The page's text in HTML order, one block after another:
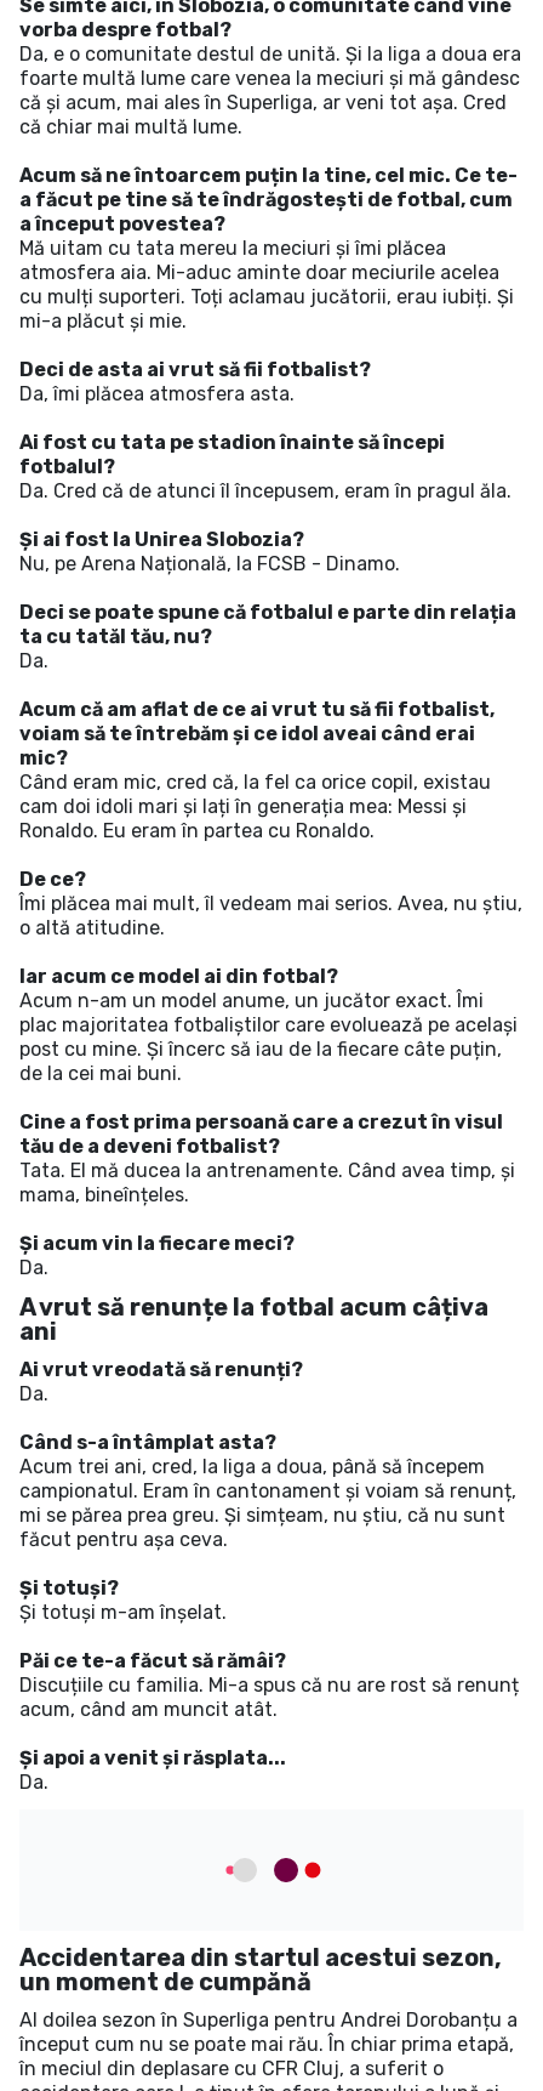
Se simte aici, în Slobozia, o comunitate când vine
vorba despre fotbal?
Da, e o comunitate destul de unită. Și la liga a doua era
foarte multă lume care venea la meciuri și mă gândesc
că și acum, mai ales în Superliga, ar veni tot așa. Cred
că chiar mai multă lume.
Acum să ne întoarcem puțin la tine, cel mic. Ce te-
a făcut pe tine să te îndrăgostești de fotbal, cum
a început povestea?
Mă uitam cu tata mereu la meciuri și îmi plăcea
atmosfera aia. Mi-aduc aminte doar meciurile acelea
cu mulți suporteri. Toți aclamau jucătorii, erau iubiți. Și
mi-a plăcut și mie.
Deci de asta ai vrut să fii fotbalist?
Da, îmi plăcea atmosfera asta.
Ai fost cu tata pe stadion înainte să începi
fotbalul?
Da. Cred că de atunci îl începusem, eram în pragul ăla.
Și ai fost la Unirea Slobozia?
Nu, pe Arena Națională, la FCSB - Dinamo.
Deci se poate spune că fotbalul e parte din relația
ta cu tatăl tău, nu?
Da.
Acum că am aflat de ce ai vrut tu să fii fotbalist,
voiam să te întrebăm și ce idol aveai când erai
mic?
Când eram mic, cred că, la fel ca orice copil, existau
cam doi idoli mari și lați în generația mea: Messi și
Ronaldo. Eu eram în partea cu Ronaldo.
De ce?
Îmi plăcea mai mult, îl vedeam mai serios. Avea, nu știu,
o altă atitudine.
Iar acum ce model ai din fotbal?
Acum n-am un model anume, un jucător exact. Îmi
plac majoritatea fotbaliștilor care evoluează pe același
post cu mine. Și încerc să iau de la fiecare câte puțin,
de la cei mai buni.
Cine a fost prima persoană care a crezut în visul
tău de a deveni fotbalist?
Tata. El mă ducea la antrenamente. Când avea timp, și
mama, bineînțeles.
Și acum vin la fiecare meci?
Da.
A vrut să renunțe la fotbal acum câțiva
ani
Ai vrut vreodată să renunți?
Da.
Când s-a întâmplat asta?
Acum trei ani, cred, la liga a doua, până să începem
campionatul. Eram în cantonament și voiam să renunț,
mi se părea prea greu. Și simțeam, nu știu, că nu sunt
făcut pentru așa ceva.
Și totuși?
Și totuși m-am înșelat.
Păi ce te-a făcut să rămâi?
Discuțiile cu familia. Mi-a spus că nu are rost să renunț
acum, când am muncit atât.
Și apoi a venit și răsplata...
Da.
Accidentarea din startul acestui sezon,
un moment de cumpănă
Al doilea sezon în Superliga pentru Andrei Dorobanțu a
început cum nu se poate mai rău. În chiar prima etapă,
în meciul din deplasare cu CFR Cluj, a suferit o